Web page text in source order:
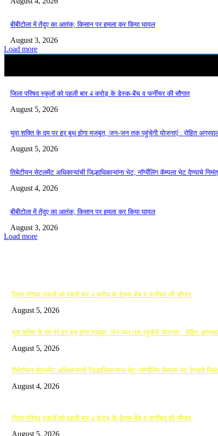
बीबीटोला में तेंदुए का आतंक; किसान पर हमला कर किया घायल
August 3, 2026
Load more
जिला परिषद स्कूलों को पहली बार 4 करोड़ के डेस्क-बेंच व फर्नीचर की सौगात
August 5, 2026
युवा शक्ति के दम पर हर बूथ होगा मजबूत, जन-जन तक पहुंचेगी योजनाएं : रोहित
August 5, 2026
तिबेटीयन सेटलमेंट अधिकाऱ्यांची जिल्हाधिकाऱ्यांना भेट; नॉर्ग्येलिंग कॅम्पला भेट देण्याचे
August 4, 2026
बीबीटोला में तेंदुए का आतंक; किसान पर हमला कर किया घायल
August 3, 2026
Load more
जिला परिषद स्कूलों को पहली बार 4 करोड़ के डेस्क-बेंच व फर्नीचर की सौगात
August 5, 2026
युवा शक्ति के दम पर हर बूथ होगा मजबूत, जन-जन तक पहुंचेगी योजनाएं : रोहित
August 5, 2026
तिबेटीयन सेटलमेंट अधिकाऱ्यांची जिल्हाधिकाऱ्यांना भेट; नॉर्ग्येलिंग कॅम्पला भेट देण्याचे
August 4, 2026
जिला परिषद स्कूलों को पहली बार 4 करोड़ के डेस्क-बेंच व फर्नीचर की सौगात
August 5, 2026